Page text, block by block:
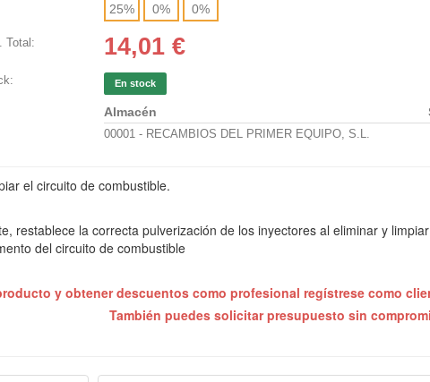
25% 0% 0%
Total: 14,01 €
En stock
Almacén
00001 - RECAMBIOS DEL PRIMER EQUIPO, S.L.
el circuito de combustible.
restablece la correcta pulverización de los inyectores al eliminar y limpiar
del circuito de combustible
y obtener descuentos como profesional regístrese como
También puedes solicitar presupuesto sin